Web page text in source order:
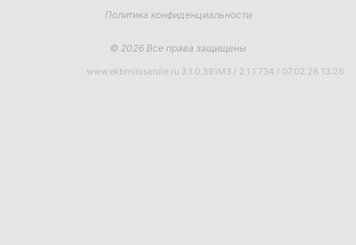
Политика конфиденциальности
© 2026 Все права защищены
www.ekbmiloserdie.ru 3.1.0.391M3 / 2.1.1.734 / 07.02.26 13:26